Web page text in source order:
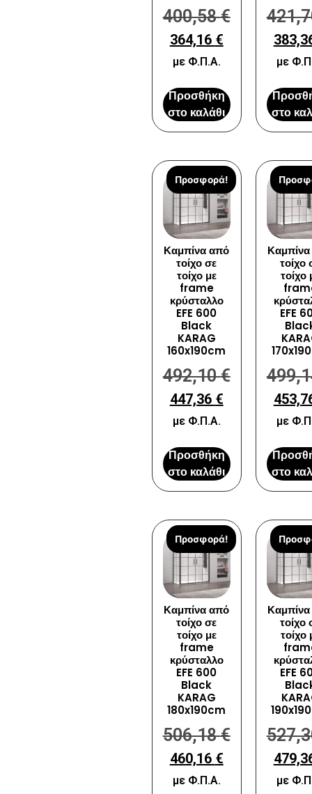
400,58€
364,16 €
με Φ.Π.Α.
Προσθήκη
στο καλάθι
με
στο
Προσφορά!
Καμπίνα από
τοίχο σε
τοίχο με
frame
κρύσταλλο
EFE 600
Black
KARAG
160x190cm
492,10€
447,36 €
με Φ.Π.Α.
Προσθήκη
στο καλάθι
τοίχο
τοίχο
EFE
με
στο
Προσφορά!
Καμπίνα από
τοίχο σε
τοίχο με
frame
κρύσταλλο
EFE 600
Black
KARAG
180x190cm
506,18€
460,16 €
με Φ.Π.Α.
τοίχο
τοίχο
EFE
με